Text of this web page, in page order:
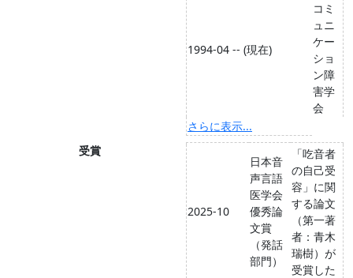
1994-04 -- (現在)
コミ
ュニ
ケー
ショ
ン障
害学
会
さらに表示...
受賞
2025-10
日本音
声言語
医学会
優秀論
文賞
（発話
部門）
「吃音者
の自己受
容」に関
する論文
（第一著
者：青木
瑞樹）が
受賞した